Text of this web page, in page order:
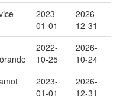
2023-
01-01
2026-
12-31
2022-
10-25
2026-
10-24
2023-
01-01
2026-
12-31